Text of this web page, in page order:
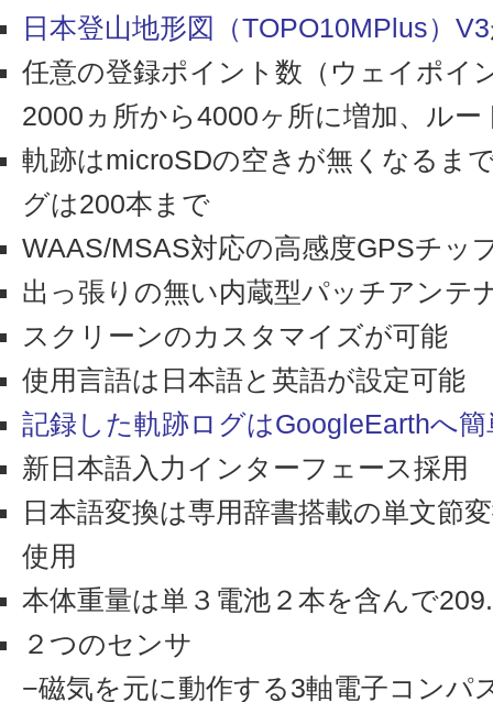
日本登山地形図（TOPO10MPlus）V3
任意の登録ポイント数（ウェイポイ
2000ヵ所から4000ヶ所に増加、ルー
軌跡はmicroSDの空きが無くなるま
グは200本まで
WAAS/MSAS対応の高感度GPSチッ
出っ張りの無い内蔵型パッチアンテ
スクリーンのカスタマイズが可能
使用言語は日本語と英語が設定可能
記録した軌跡ログはGoogleEarthへ
新日本語入力インターフェース採用
日本語変換は専用辞書搭載の単文節
使用
本体重量は単３電池２本を含んで
２つのセンサ
−磁気を元に動作する3軸電子コンパ